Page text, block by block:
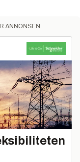
ANNONSEN